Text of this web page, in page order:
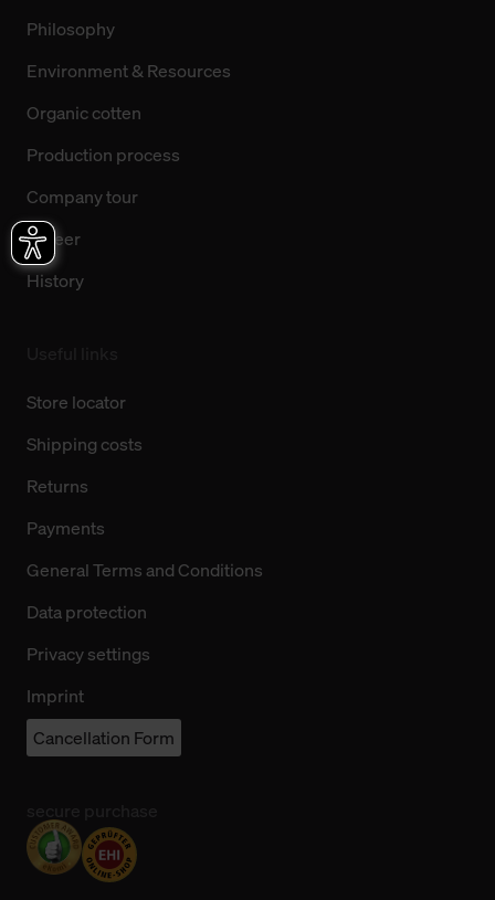
Philosophy
Environment & Resources
Organic cotten
Production process
Company tour
Career
History
Store locator
Shipping costs
Returns
Payments
General Terms and Conditions
Data protection
Privacy settings
Imprint
Cancellation Form